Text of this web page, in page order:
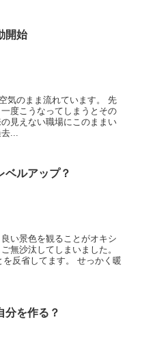
開始
気のまま流れています。 先
度こうなってしまうとその
見えない職場にこのままい
...
ベルアップ？
い景色を観ることがオキシ
無沙汰してしまいました。
反省してます。 せっかく暖
分を作る？